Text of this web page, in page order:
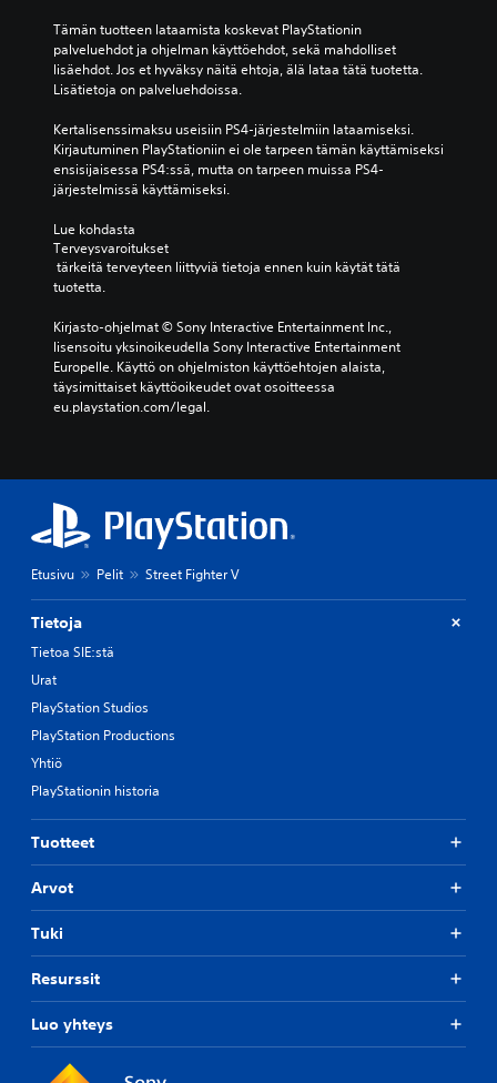
Tämän tuotteen lataamista koskevat PlayStationin
palveluehdot ja ohjelman käyttöehdot, sekä mahdolliset
lisäehdot. Jos et hyväksy näitä ehtoja, älä lataa tätä tuotetta.
Lisätietoja on palveluehdoissa.
Kertalisenssimaksu useisiin PS4-järjestelmiin lataamiseksi.
Kirjautuminen PlayStationiin ei ole tarpeen tämän käyttämiseksi
ensisijaisessa PS4:ssä, mutta on tarpeen muissa PS4-
järjestelmissä käyttämiseksi.
Lue kohdasta
Terveysvaroitukset
tuotetta.
Kirjasto-ohjelmat © Sony Interactive Entertainment Inc.,
lisensoitu yksinoikeudella Sony Interactive Entertainment
Europelle. Käyttö on ohjelmiston käyttöehtojen alaista,
täysimittaiset käyttöoikeudet ovat osoitteessa
eu.playstation.com/legal.
Etusivu Pelit Street Fighter V
Tietoja
Tietoa SIE:stä
Urat
PlayStation Studios
PlayStation Productions
Yhtiö
PlayStationin historia
Tuotteet
Arvot
Tuki
Resurssit
Luo yhteys